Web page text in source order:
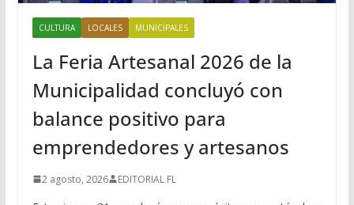
CULTURA LOCALES MUNICIPALES
La Feria Artesanal 2026 de la
Municipalidad concluyó con
balance positivo para
emprendedores y artesanos
2 agosto, 2026 EDITORIAL FL